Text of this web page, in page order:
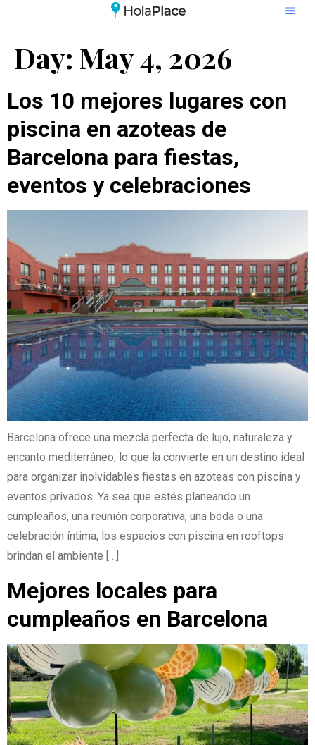
Day: May 4, 2026
Los 10 mejores lugares con
piscina en azoteas de
Barcelona para fiestas,
eventos y celebraciones
Barcelona ofrece una mezcla perfecta de lujo, naturaleza y
encanto mediterráneo, lo que la convierte en un destino ideal
para organizar inolvidables fiestas en azoteas con piscina y
eventos privados. Ya sea que estés planeando un
cumpleaños, una reunión corporativa, una boda o una
celebración íntima, los espacios con piscina en rooftops
brindan el ambiente […]
Mejores locales para
cumpleaños en Barcelona